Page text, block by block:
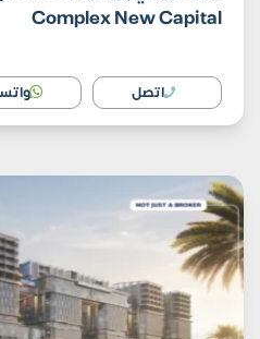
Complex New Capital
اتصل